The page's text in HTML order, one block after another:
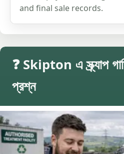
and final sale records.
❓ Skipton এ স্ক্র্যাপ
প্রশ্ন